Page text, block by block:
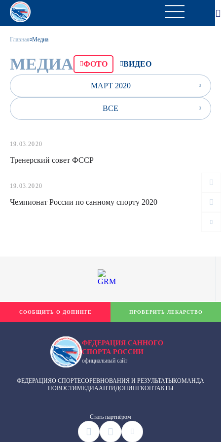
Главная Медиа
МЕДИА ФОТО ВИДЕО
МАРТ 2020
ВСЕ
19.03.2020
Тренерский совет ФССР
19.03.2020
Чемпионат России по санному спорту 2020
ФЕДЕРАЦИЯ САННОГО
СПОРТА РОССИИ
официальный сайт
ФЕДЕРАЦИЯО СПОРТЕСОРЕВНОВАНИЯ И РЕЗУЛЬТАТЫКОМАНДА
НОВОСТИМЕДИААНТИДОПИНГКОНТАКТЫ
Cтать партнёром
СООБЩИТЬ О ДОПИНГЕ ПРОВЕРИТЬ ЛЕКАРСТВО